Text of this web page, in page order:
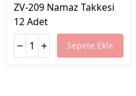
ZV-209 Namaz Takkesi
12 Adet
Sepete Ekle